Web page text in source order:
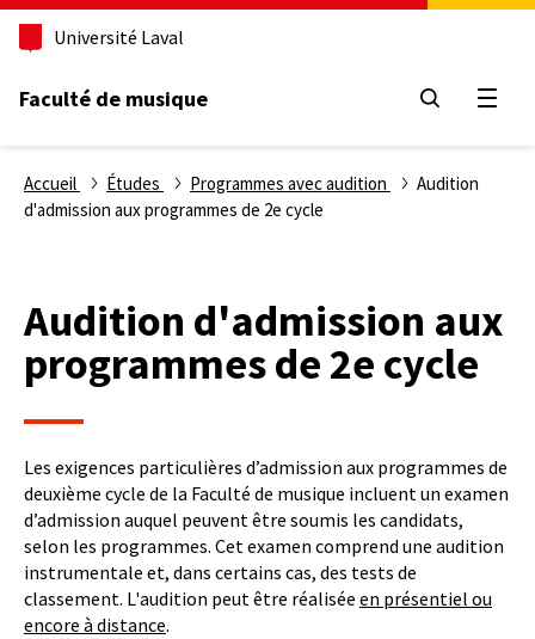
Aller
principal
Université Laval
Faculté de musique
Fil
d'Ariane
Accueil Études Programmes avec audition
Audition
d'admission aux programmes de 2e cycle
Audition d'admission aux
programmes de 2e cycle
Les exigences particulières d’admission aux programmes de
deuxième cycle de la Faculté de musique incluent un examen
d’admission auquel peuvent être soumis les candidats,
selon les programmes. Cet examen comprend une audition
instrumentale et, dans certains cas, des tests de
classement. L'audition peut être réalisée en présentiel ou
encore à distance.